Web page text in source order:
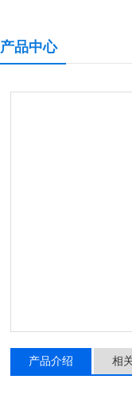
产品中心
产品介绍 相